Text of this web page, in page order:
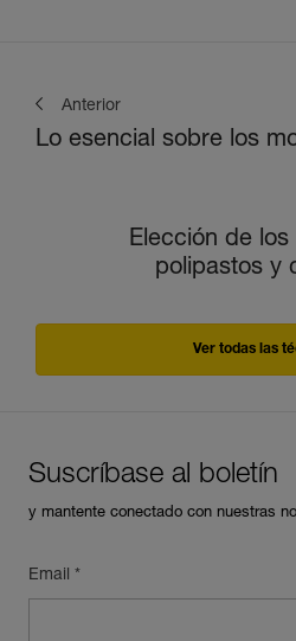
Anterior
Lo esencial sobre los
Elección de
polipastos y
Ver todas las
Suscríbase al boletín
y mantente conectado con nuestras
Email *